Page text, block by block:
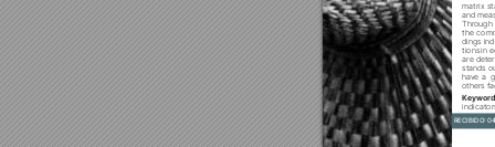



dings


 